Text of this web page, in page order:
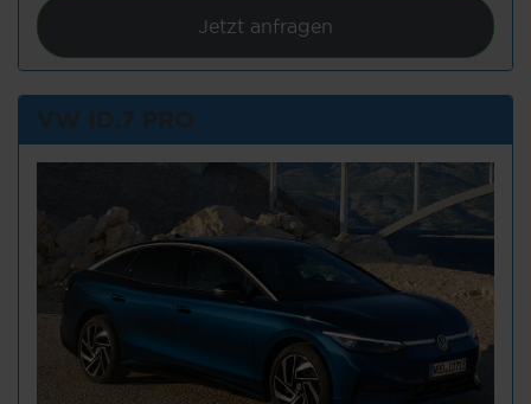
Jetzt anfragen